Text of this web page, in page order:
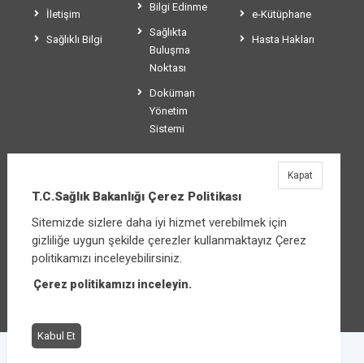
İletişim
Sağlıklı Bilgi
Bilgi Edinme
Sağlıkta
Buluşma
Noktası
Doküman
Yönetim
Sistemi
e-Kütüphane
Hasta Hakları
T.C.Sağlık Bakanlığı
Üniversiteler Mahallesi Şehit Mehmet Bayraktar
Caddesi No:3 Çankaya/Ankara
Santral:+90 312 585 10 00
T.C.Sağlık Bakanlığı Çerez Politikası
Sitemizde sizlere daha iyi hizmet verebilmek için
gizliliğe uygun şekilde çerezler kullanmaktayız Çerez
politikamızı inceleyebilirsiniz.
Çerez politikamızı inceleyin.
Kabul Et
Kapat